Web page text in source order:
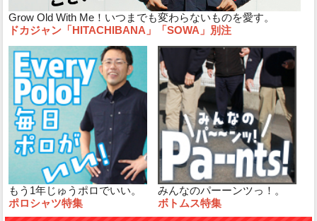
Grow Old With Me！いつまでも変わらないものを愛す。
ドカジャン「HITACHIBANA」「SOWA」別注
もう1年じゅうポロでいい。
ポロシャツ特集
みんなのパーーンツっ！。
ボトムス特集